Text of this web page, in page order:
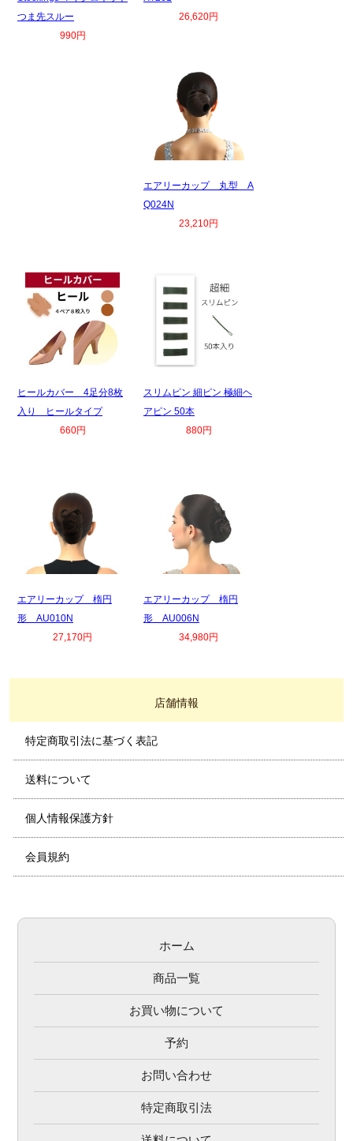
つま先スルー
990円
26,620円
エアリーカップ 丸型 A
Q024N
23,210円
ヒールカバー 4足分8枚
入り ヒールタイプ
660円
スリムピン 細ピン 極細ヘ
アピン 50本
880円
エアリーカップ 楕円
形 AU010N
27,170円
エアリーカップ 楕円
形 AU006N
34,980円
店舗情報
特定商取引法に基づく表記
送料について
個人情報保護方針
会員規約
ホーム
商品一覧
お買い物について
予約
お問い合わせ
特定商取引法